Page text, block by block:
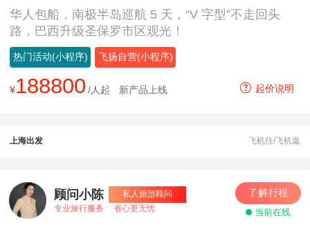
华人包船，南极半岛巡航 5 天，“V 字型”不走回头
路，巴西升级圣保罗市区观光！
热门活动(小程序) 飞扬自营(小程序)
¥188800 /人起 新产品上线 起价说明
上海出发 飞机往/飞机返
顾问小陈
私人旅游顾问
专业旅行服务
省心更无忧
了解行程
当前在线